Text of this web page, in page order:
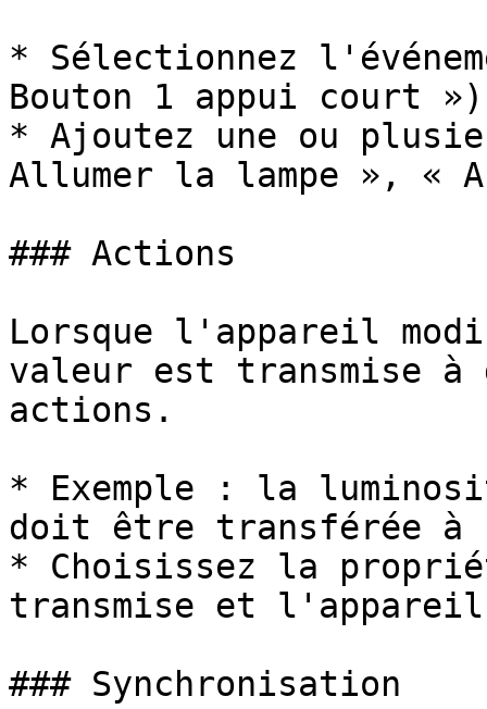
* Sélectionnez
Bouton 1 appui court
* Ajoutez une ou
Allumer la lampe », «
### Actions
Lorsque l'appareil
valeur est transmise
actions.
* Exemple : la
doit être transférée à
* Choisissez la
transmise et
### Synchronisation